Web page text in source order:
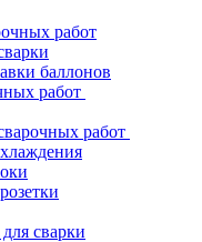
работ
баллонов
работ
работ
сварки